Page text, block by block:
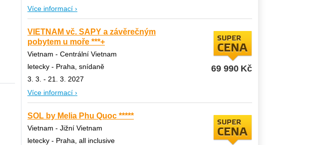
Více informací ›
VIETNAM vč. SAPY a závěrečným
pobytem u moře ***+
Vietnam - Centrální Vietnam
letecky - Praha, snídaně
3. 3. - 21. 3. 2027
Více informací ›
SUPER
CENA
69 990 Kč
SOL by Melia Phu Quoc *****
Vietnam - Jižní Vietnam
letecky - Praha, all inclusive
SUPER
CENA